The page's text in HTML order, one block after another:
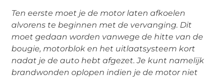
Ten eerste moet je de motor laten afkoelen
alvorens te beginnen met de vervanging. Dit
moet gedaan worden vanwege de hitte van de
bougie, motorblok en het uitlaatsysteem kort
nadat je de auto hebt afgezet. Je kunt namelijk
brandwonden oplopen indien je de motor niet